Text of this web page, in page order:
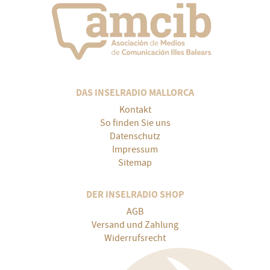
DAS INSELRADIO MALLORCA
Kontakt
So finden Sie uns
Datenschutz
Impressum
Sitemap
DER INSELRADIO SHOP
AGB
Versand und Zahlung
Widerrufsrecht